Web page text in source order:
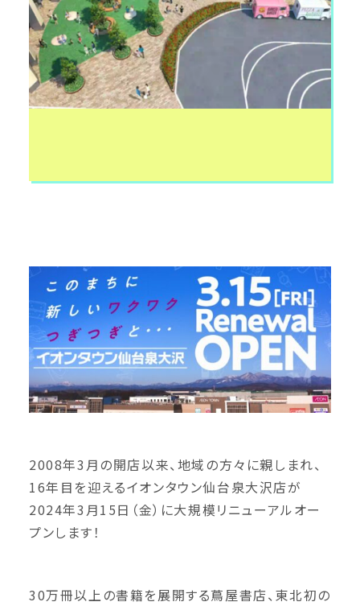
2008年3月の開店以来、地域の方々に親しまれ、
16年目を迎えるイオンタウン仙台泉大沢店が
2024年3月15日（金）に大規模リニューアルオー
プンします！
30万冊以上の書籍を展開する蔦屋書店、東北初の